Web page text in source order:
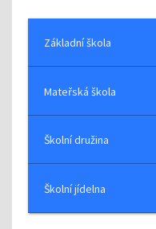
Základní škola
Mateřská škola
Školní družina
Školní jídelna